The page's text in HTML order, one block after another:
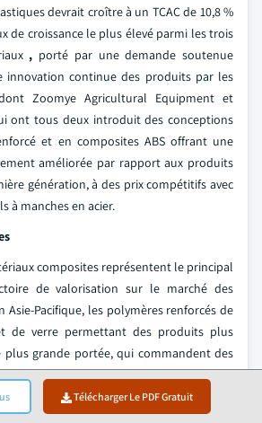
Télécharger Le PDF Gratuit
devrait croître à un TCAC de 10,8 %
de croissance le plus élevé parmi les trois
, porté par une demande soutenue
innovation continue des produits par les
Zoomye Agricultural Equipment et
ont tous deux introduit des conceptions
et en composites ABS offrant une
améliorée par rapport aux produits
génération, à des prix compétitifs avec
à manches en acier.
composites représentent le principal
de valorisation sur le marché des
Asie-Pacifique, les polymères renforcés de
de verre permettant des produits plus
grande portée, qui commandent des
l’approvisionnement des vergers
de tubes enroulés de carbone de
Fiber Products permettent des